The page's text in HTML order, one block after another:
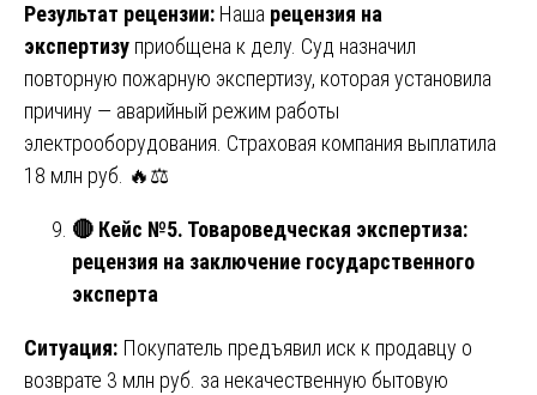
Результат рецензии: Наша рецензия на
экспертизу приобщена к делу. Суд назначил
повторную пожарную экспертизу, которая установила
причину — аварийный режим работы
электрооборудования. Страховая компания выплатила
18 млн руб. 🔥⚖️
🔴 Кейс №5. Товароведческая экспертиза:
рецензия на заключение государственного
эксперта
Ситуация: Покупатель предъявил иск к продавцу о
возврате 3 млн руб. за некачественную бытовую